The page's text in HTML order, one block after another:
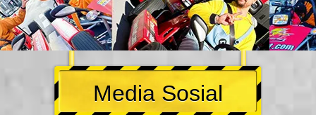
Media Sosial